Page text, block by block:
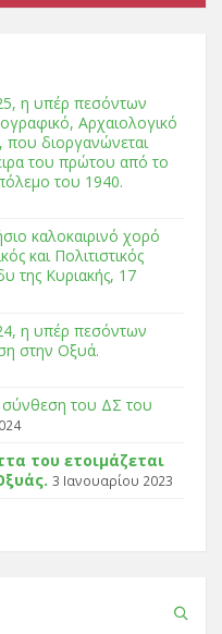
η υπέρ πεσόντων
Αρχαιολογικό
που διοργανώνεται
του πρώτου από το
του 1940.
καλοκαιρινό χορό
και Πολιτιστικός
της Κυριακής, 17
η υπέρ πεσόντων
στην Οξυά.
σύνθεση του ΔΣ του
του ετοιμάζεται
3 Ιανουαρίου 2023